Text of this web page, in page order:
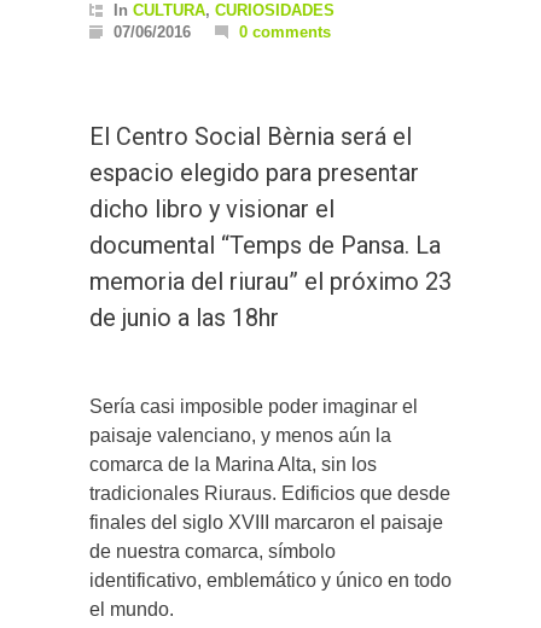
In CULTURA, CURIOSIDADES
07/06/2016
0 comments
El Centro Social Bèrnia será el
espacio elegido para presentar
dicho libro y visionar el
documental “Temps de Pansa. La
memoria del riurau” el próximo 23
de junio a las 18hr
Sería casi imposible poder imaginar el
paisaje valenciano, y menos aún la
comarca de la Marina Alta, sin los
tradicionales Riuraus. Edificios que desde
finales del siglo XVIII marcaron el paisaje
de nuestra comarca, símbolo
identificativo, emblemático y único en todo
el mundo.